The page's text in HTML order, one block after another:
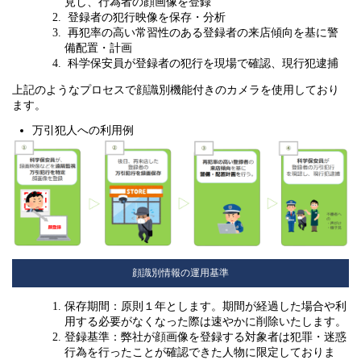
登録者の犯行映像を保存・分析
再犯率の高い常習性のある登録者の来店傾向を基に警
備配置・計画
科学保安員が登録者の犯行を現場で確認、現行犯逮捕
上記のようなプロセスで顔識別機能付きのカメラを使用しており
ます。
万引犯人への利用例
顔識別情報の運用基準
保存期間：原則１年とします。期間が経過した場合や利
用する必要がなくなった際は速やかに削除いたします。
登録基準：弊社が顔画像を登録する対象者は犯罪・迷惑
行為を行ったことが確認できた人物に限定しておりま